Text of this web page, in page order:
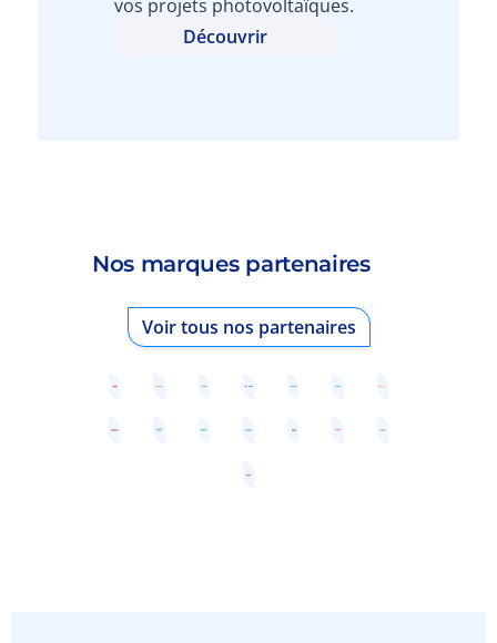
vos projets photovoltaïques.
Découvrir
Nos marques partenaires
Voir tous nos partenaires